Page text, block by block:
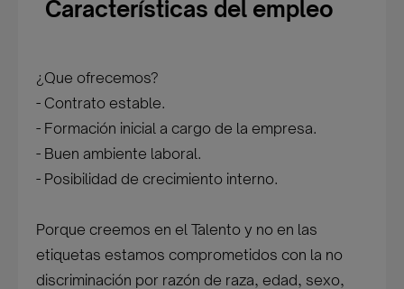
Características del empleo
¿Que ofrecemos?
- Contrato estable.
- Formación inicial a cargo de la empresa.
- Buen ambiente laboral.
- Posibilidad de crecimiento interno.
Porque creemos en el Talento y no en las
etiquetas estamos comprometidos con la no
discriminación por razón de raza, edad, sexo,